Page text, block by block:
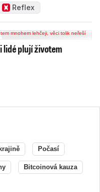
Reflex
lidé plují životem
Počasí
Bitcoinová kauza